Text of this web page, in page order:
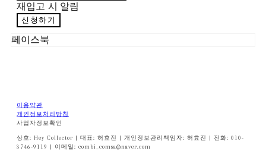
재입고 시 알림
신청하기
페이스북
이용약관
개인정보처리방침
사업자정보확인
상호: Hey Collector | 대표: 허효진 | 개인정보관리책임자: 허효진 | 전화: 010-
3746-9119 | 이메일: combi_comsa@naver.com